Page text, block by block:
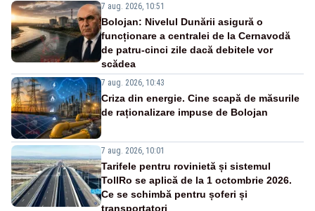
7 aug. 2026, 10:51
Bolojan: Nivelul Dunării asigură o
funcționare a centralei de la Cernavodă
de patru-cinci zile dacă debitele vor
scădea
7 aug. 2026, 10:43
Criza din energie. Cine scapă de măsurile
de raționalizare impuse de Bolojan
7 aug. 2026, 10:01
Tarifele pentru rovinietă și sistemul
TollRo se aplică de la 1 octombrie 2026.
Ce se schimbă pentru șoferi și
transportatori